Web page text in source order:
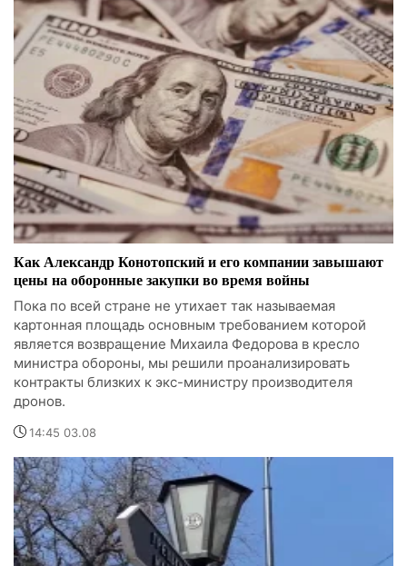
Как Александр Конотопский и его компании завышают
цены на оборонные закупки во время войны
Пока по всей стране не утихает так называемая
картонная площадь основным требованием которой
является возвращение Михаила Федорова в кресло
министра обороны, мы решили проанализировать
контракты близких к экс-министру производителя
дронов.
14:45 03.08